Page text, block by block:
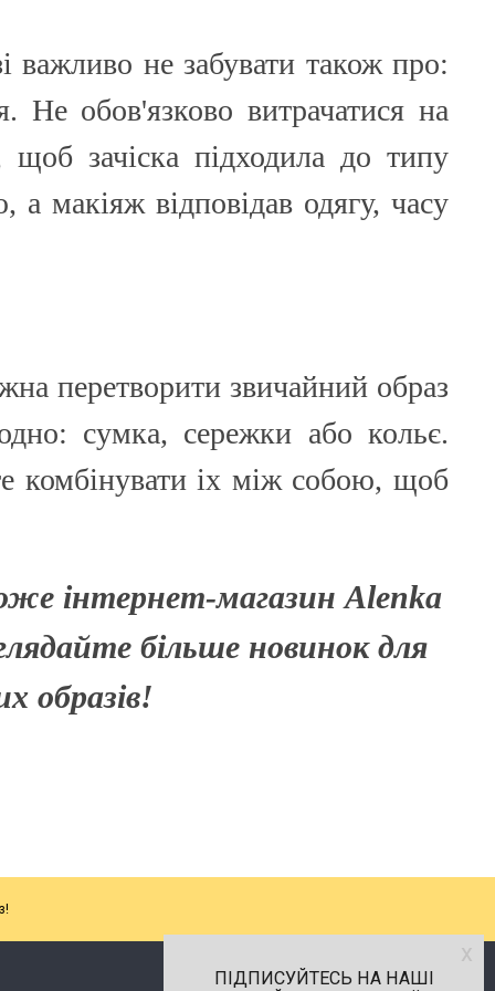
важливо не забувати також про:
Не обов'язково витрачатися на
щоб зачіска підходила до типу
макіяж відповідав одягу, часу
перетворити звичайний образ
сумка, сережки або кольє.
комбінувати іх між собою, щоб
інтернет-магазин Alenka
більше новинок для
образів!
х
ПІДПИСУЙТЕСЬ НА НАШІ